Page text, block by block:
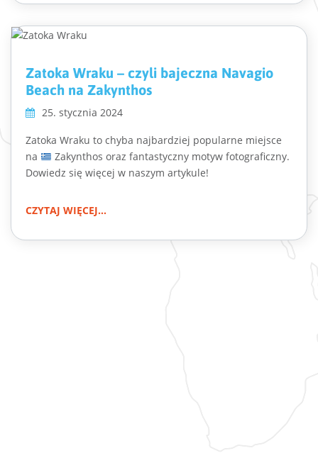
Zatoka Wraku – czyli bajeczna Navagio
Beach na Zakynthos
25. stycznia 2024
Zatoka Wraku to chyba najbardziej popularne miejsce
na
Zakynthos oraz fantastyczny motyw fotograficzny.
Dowiedz się więcej w naszym artykule!
CZYTAJ WIĘCEJ...